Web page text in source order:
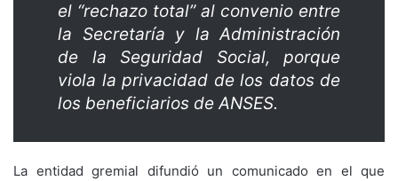
el “rechazo total” al convenio entre
la Secretaría y la Administración
de la Seguridad Social, porque
viola la privacidad de los datos de
los beneficiarios de ANSES.
La entidad gremial difundió un comunicado en el que